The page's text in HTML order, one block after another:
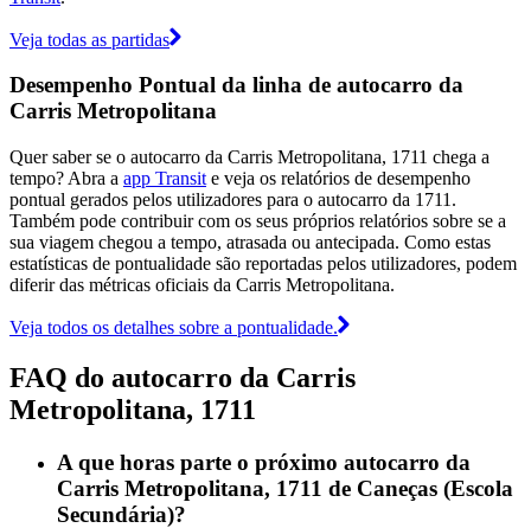
Veja todas as partidas
Desempenho Pontual da linha de autocarro da
Carris Metropolitana
Quer saber se o autocarro da Carris Metropolitana, 1711 chega a
tempo? Abra a app Transit e veja os relatórios de desempenho
pontual gerados pelos utilizadores para o autocarro da 1711.
Também pode contribuir com os seus próprios relatórios sobre se a
sua viagem chegou a tempo, atrasada ou antecipada. Como estas
estatísticas de pontualidade são reportadas pelos utilizadores, podem
diferir das métricas oficiais da Carris Metropolitana.
Veja todos os detalhes sobre a pontualidade.
FAQ do autocarro da Carris
Metropolitana, 1711
A que horas parte o próximo autocarro da
Carris Metropolitana, 1711 de Caneças (Escola
Secundária)?